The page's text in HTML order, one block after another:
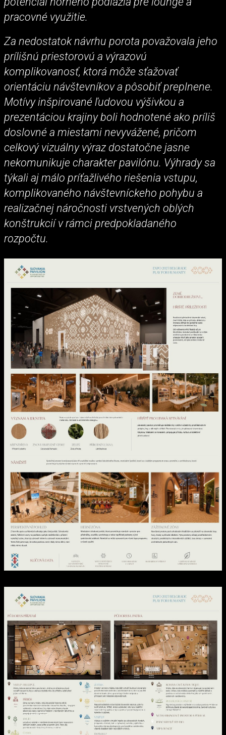
pracovné využitie.
Za nedostatok návrhu porota považovala jeho
prílišnú priestorovú a výrazovú
komplikovanosť, ktorá môže sťažovať
orientáciu návštevníkov a pôsobiť preplnene.
Motívy inšpirované ľudovou výšivkou a
prezentáciou krajiny boli hodnotené ako príliš
doslovné a miestami nevyvážené, pričom
celkový vizuálny výraz dostatočne jasne
nekomunikuje charakter pavilónu. Výhrady sa
týkali aj málo príťažlivého riešenia vstupu,
komplikovaného návštevníckeho pohybu a
realizačnej náročnosti vrstvených oblých
konštrukcií v rámci predpokladaného
rozpočtu.